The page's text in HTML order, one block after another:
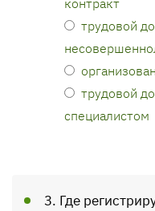
трудовой
трудовой
специалистом
3. Где